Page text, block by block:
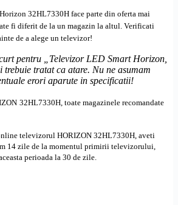
Horizon 32HL7330H face parte din oferta mai
fi diferit de la un magazin la altul. Verificati
de a alege un televizor!
pentru „ Televizor LED Smart Horizon,
trebuie tratat ca atare. Nu ne asumam
erori aparute in specificatii!
32HL7330H, toate magazinele recomandate
televizorul HORIZON 32HL7330H, aveti
14 zile de la momentul primirii televizorului,
perioada la 30 de zile.